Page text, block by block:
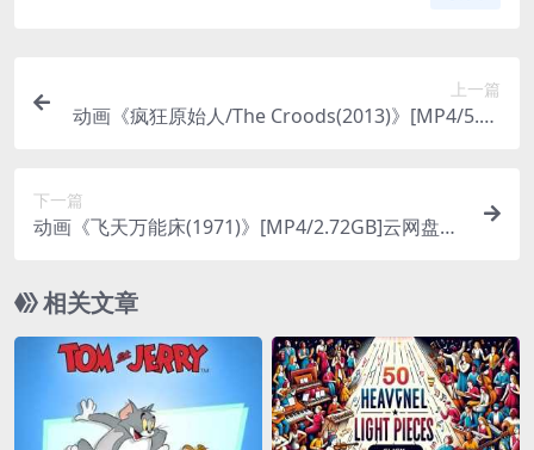
上一篇
动画《疯狂原始人/The Croods(2013)》[MP4/5.71
下一篇
动画《飞天万能床(1971)》[MP4/2.72GB]云网盘下
相关文章